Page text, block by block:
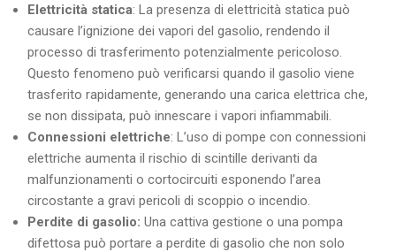
Elettricità statica: La presenza di elettricità statica può
causare l’ignizione dei vapori del gasolio, rendendo il
processo di trasferimento potenzialmente pericoloso.
Questo fenomeno può verificarsi quando il gasolio viene
trasferito rapidamente, generando una carica elettrica che,
se non dissipata, può innescare i vapori infiammabili.
Connessioni elettriche: L’uso di pompe con connessioni
elettriche aumenta il rischio di scintille derivanti da
malfunzionamenti o cortocircuiti esponendo l’area
circostante a gravi pericoli di scoppio o incendio.
Perdite di gasolio: Una cattiva gestione o una pompa
difettosa può portare a perdite di gasolio che non solo